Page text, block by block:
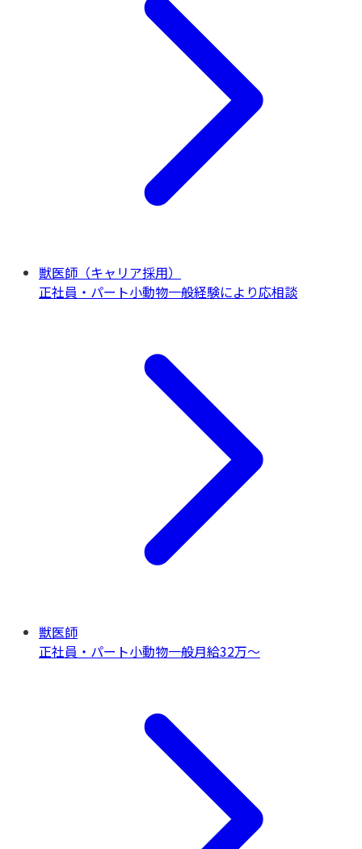
獣医師（キャリア採用）
正社員・パート小動物一般経験により応相談
獣医師
正社員・パート小動物一般月給32万〜